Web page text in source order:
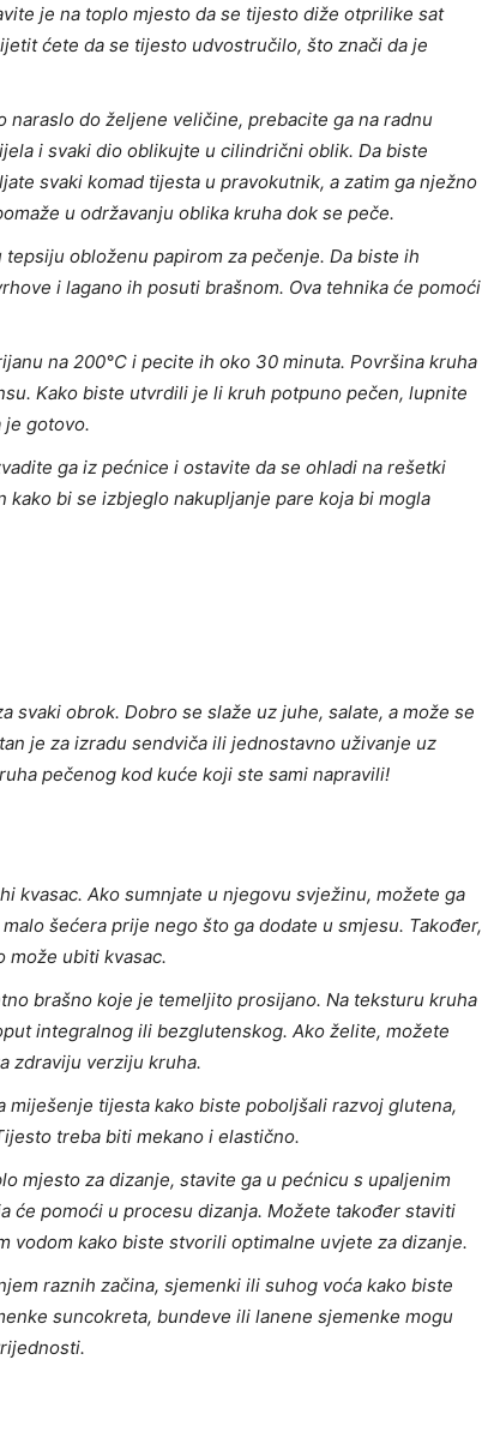
je na toplo mjesto da se tijesto diže otprilike sat
ćete da se tijesto udvostručilo, što znači da je
naraslo do željene veličine, prebacite ga na radnu
i svaki dio oblikujte u cilindrični oblik. Da biste
svaki komad tijesta u pravokutnik, a zatim ga nježno
u održavanju oblika kruha dok se peče.
tepsiju obloženu papirom za pečenje. Da biste ih
i lagano ih posuti brašnom. Ova tehnika će pomoći
na 200°C i pecite ih oko 30 minuta. Površina kruha
Kako biste utvrdili je li kruh potpuno pečen, lupnite
je gotovo.
ga iz pećnice i ostavite da se ohladi na rešetki
kako bi se izbjeglo nakupljanje pare koja bi mogla
svaki obrok. Dobro se slaže uz juhe, salate, a može se
je za izradu sendviča ili jednostavno uživanje uz
pečenog kod kuće koji ste sami napravili!
kvasac. Ako sumnjate u njegovu svježinu, možete ga
šećera prije nego što ga dodate u smjesu. Također,
može ubiti kvasac.
brašno koje je temeljito prosijano. Na teksturu kruha
integralnog ili bezglutenskog. Ako želite, možete
zdraviju verziju kruha.
miješenje tijesta kako biste poboljšali razvoj glutena,
treba biti mekano i elastično.
mjesto za dizanje, stavite ga u pećnicu s upaljenim
će pomoći u procesu dizanja. Možete također staviti
vodom kako biste stvorili optimalne uvjete za dizanje.
raznih začina, sjemenki ili suhog voća kako biste
suncokreta, bundeve ili lanene sjemenke mogu